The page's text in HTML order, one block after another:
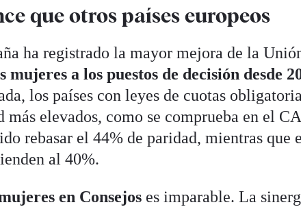
que otros países europeos
ha registrado la mayor mejora de la
mujeres a los puestos de decisión desde
los países con leyes de cuotas
elevados, como se comprueba en el
rebasar el 44% de paridad, mientras que
al 40%.
en Consejos es imparable. La